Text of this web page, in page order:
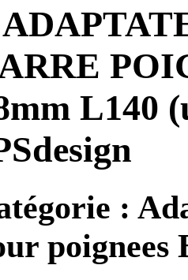
L140
:
poignees